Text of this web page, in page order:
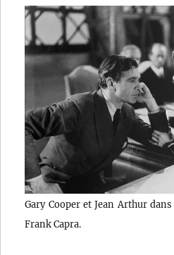
Gary Cooper et Jean Arthur dans
Frank Capra.